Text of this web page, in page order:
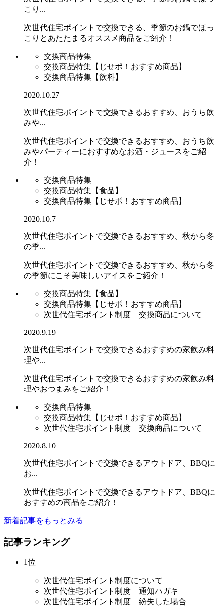
こり...
次世代住宅ポイントで交換できる、季節のお鍋でほっ
こりとあたたまるオススメ商品をご紹介！
交換商品特集
交換商品特集【じせポ！おすすめ商品】
交換商品特集【飲料】
2020.10.27
次世代住宅ポイントで交換できるおすすめ、おうち飲
みや...
次世代住宅ポイントで交換できるおすすめ、おうち飲
みやパーティーにおすすめなお酒・ジュースをご紹
介！
交換商品特集
交換商品特集【食品】
交換商品特集【じせポ！おすすめ商品】
2020.10.7
次世代住宅ポイントで交換できるおすすめ、秋から冬
の季...
次世代住宅ポイントで交換できるおすすめ、秋から冬
の季節にこそ美味しいアイスをご紹介！
交換商品特集【食品】
交換商品特集【じせポ！おすすめ商品】
次世代住宅ポイント制度 交換商品について
2020.9.19
次世代住宅ポイントで交換できるおすすめの家飲み料
理や...
次世代住宅ポイントで交換できるおすすめの家飲み料
理やおつまみをご紹介！
交換商品特集
交換商品特集【じせポ！おすすめ商品】
次世代住宅ポイント制度 交換商品について
2020.8.10
次世代住宅ポイントで交換できるアウトドア、BBQに
お...
次世代住宅ポイントで交換できるアウトドア、BBQに
おすすめの商品をご紹介！
新着記事をもっとみる
記事ランキング
1位
次世代住宅ポイント制度について
次世代住宅ポイント制度 通知ハガキ
次世代住宅ポイント制度 紛失した場合